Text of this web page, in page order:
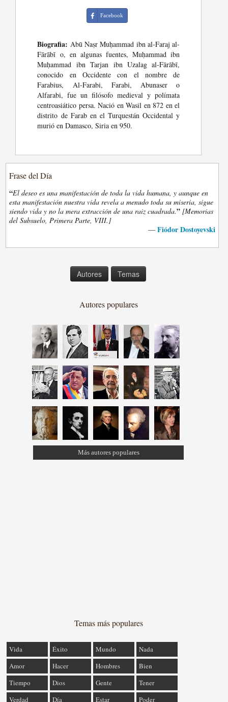
Facebook
Biografia: Abū Naṣr Muḥammad ibn al-Faraj al-
Fārābī o, en algunas fuentes, Muḥammad ibn
Muḥammad ibn Tarjan ibn Uzalag al-Fārābī,
conocido en Occidente con el nombre de
Farabius, Al-Farabi, Farabi, Abunaser o
Alfarabi, fue un filósofo medieval y polímata
centroasiático persa. Nació en Wasil en 872 en el
distrito de Farab en el Turquestán Occidental y
murió en Damasco, Siria en 950.
Frase del Día
“El deseo es una manifestación de toda la vida humana, y aunque en
esta manifestación nuestra vida revela a menudo toda su miseria, sigue
siendo vida y no la mera extracción de una raiz cuadrada.” [Memorias
del Subsuelo, Primera Parte, VIII.]
— Fiódor Dostoyevski
Autores Temas
Autores populares
Más autores populares
Temas más populares
Vida Éxito Mundo
Nada
Amor
Hacer Hombres
Bien
Tiempo
Dios Gente
Tener
Verdad
Día Estar Poder